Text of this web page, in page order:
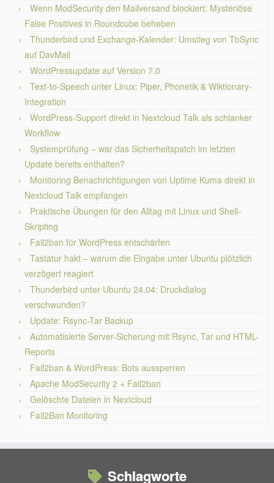
Wenn ModSecurity den Mailversand blockiert: Mysteriöse
False Positives in Roundcube beheben
Thunderbird und Exchange-Kalender: Umstieg von TbSync
auf DavMail
WordPressupdate auf Version 7.0
Text-to-Speech unter Linux: Piper, Phonetik & Wiktionary-
Integration
WordPress-Support direkt in Nextcloud Talk als schlanker
Workflow
Systemprüfung – war das Sicherheitspatch im letzten
Update bereits enthalten?
Monitoring Benachrichtigungen von Uptime Kuma direkt in
Nextcloud Talk empfangen
Praktische Übungen für den Alltag mit Linux und Shell-
Skripting
Fail2ban für WordPress entschärfen
Tastatur hakt – warum die Eingabe unter Ubuntu plötzlich
verzögert reagiert
Thunderbird unter Ubuntu 24.04: Druckdialog
verschwunden?
Update: Rsync-Tar Backup
Automatisierte Server-Sicherung mit Rsync, Tar und HTML-
Reports
Fail2ban & WordPress: Bots aussperren
Apache ModSecurity 2 + Fail2ban
Gelöschte Dateien in Nextcloud
Fail2Ban Monitoring
Schlagworte